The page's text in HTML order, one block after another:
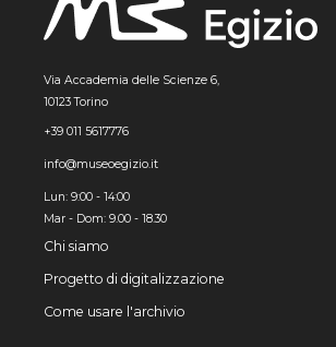
Via Accademia delle Scienze 6,
10123 Torino
+39 011 5617776
info@museoegizio.it
Lun: 9:00 - 14:00
Mar - Dom: 9.00 - 18.30
Chi siamo
Progetto di digitalizzazione
Come usare l'archivio